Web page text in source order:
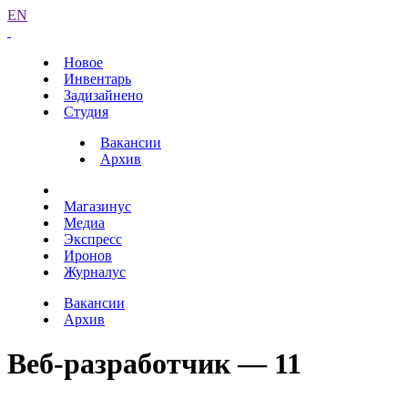
EN
Новое
Инвентарь
Задизайнено
Студия
Вакансии
Архив
Магазинус
Медиа
Экспресс
Иронов
Журналус
Вакансии
Архив
Веб-разработчик — 11